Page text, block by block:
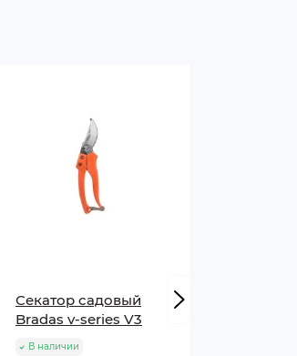
Секатор садовый
Bradas v-series V3
В наличии